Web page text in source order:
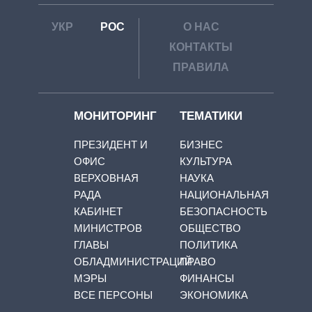
УКР РОС
О НАС
КОНТАКТЫ
ПРАВИЛА
МОНИТОРИНГ
ПРЕЗИДЕНТ И
ОФИС
ВЕРХОВНАЯ
РАДА
КАБИНЕТ
МИНИСТРОВ
ГЛАВЫ
ОБЛАДМИНИСТРАЦИЙ
МЭРЫ
ВСЕ ПЕРСОНЫ
ТЕМАТИКИ
БИЗНЕС
КУЛЬТУРА
НАУКА
НАЦИОНАЛЬНАЯ
БЕЗОПАСНОСТЬ
ОБЩЕСТВО
ПОЛИТИКА
ПРАВО
ФИНАНСЫ
ЭКОНОМИКА